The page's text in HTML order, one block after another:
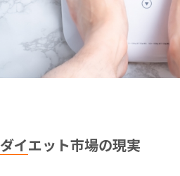
ダイエット市場の現実